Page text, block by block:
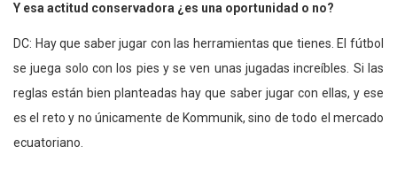
Y esa actitud conservadora ¿es una oportunidad o no?
DC: Hay que saber jugar con las herramientas que tienes. El fútbol
se juega solo con los pies y se ven unas jugadas increíbles. Si las
reglas están bien planteadas hay que saber jugar con ellas, y ese
es el reto y no únicamente de Kommunik, sino de todo el mercado
ecuatoriano.